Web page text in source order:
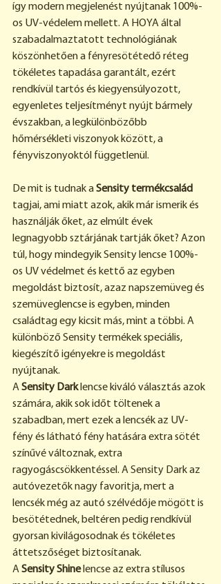
így modern megjelenést nyújtanak 100%-
os UV-védelem mellett. A HOYA által
szabadalmaztatott technológiának
köszönhetően a fényresötétedő réteg
tökéletes tapadása garantált, ezért
rendkívül tartós és kiegyensúlyozott,
egyenletes teljesítményt nyújt bármely
évszakban, a legkülönbözőbb
hőmérsékleti viszonyok között, a
fényviszonyoktól függetlenül.
De mit is tudnak a Sensity termékcsalád
tagjai, ami miatt azok, akik már ismerik és
használják őket, az elmúlt évek
legnagyobb sztárjának tartják őket? Azon
túl, hogy mindegyik Sensity lencse 100%-
os UV védelmet és kettő az egyben
megoldást biztosít, azaz napszemüveg és
szemüveglencse is egyben, minden
családtag egy kicsit más, mint a többi. A
különböző Sensity termékek speciális,
kiegészítő igényekre is megoldást
nyújtanak.
A Sensity Dark lencse kiváló választás azok
számára, akik sok időt töltenek a
szabadban, mert ezek a lencsék az UV-
fény és látható fény hatására extra sötét
színűvé változnak, extra
ragyogáscsökkentéssel. A Sensity Dark az
autóvezetők nagy favoritja, mert a
lencsék még az autó szélvédője mögött is
besötétednek, beltéren pedig rendkívül
gyorsan kivilágosodnak és tökéletes
áttetszőséget biztosítanak.
A Sensity Shine lencse az extra stílusos